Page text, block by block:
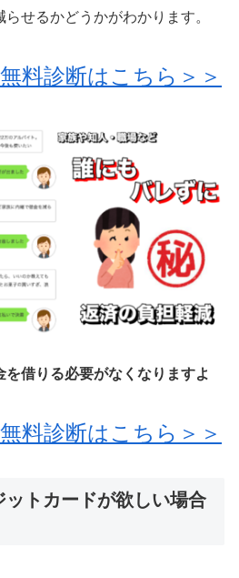
せるかどうかがわかります。
料診断はこちら＞＞
借りる必要がなくなりますよ
料診断はこちら＞＞
ットカードが欲しい場合